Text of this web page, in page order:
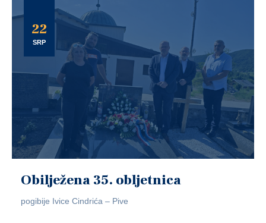
22
SRP
Obilježena 35. obljetnica
pogibije Ivice Cindrića – Pive